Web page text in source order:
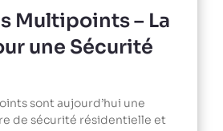
Multipoints – La
une Sécurité
sont aujourd’hui une
de sécurité résidentielle et